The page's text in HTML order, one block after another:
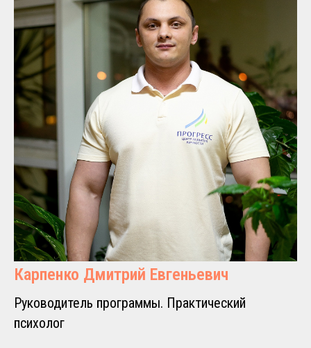
Карпенко Дмитрий Евгеньевич
Руководитель программы. Практический
психолог